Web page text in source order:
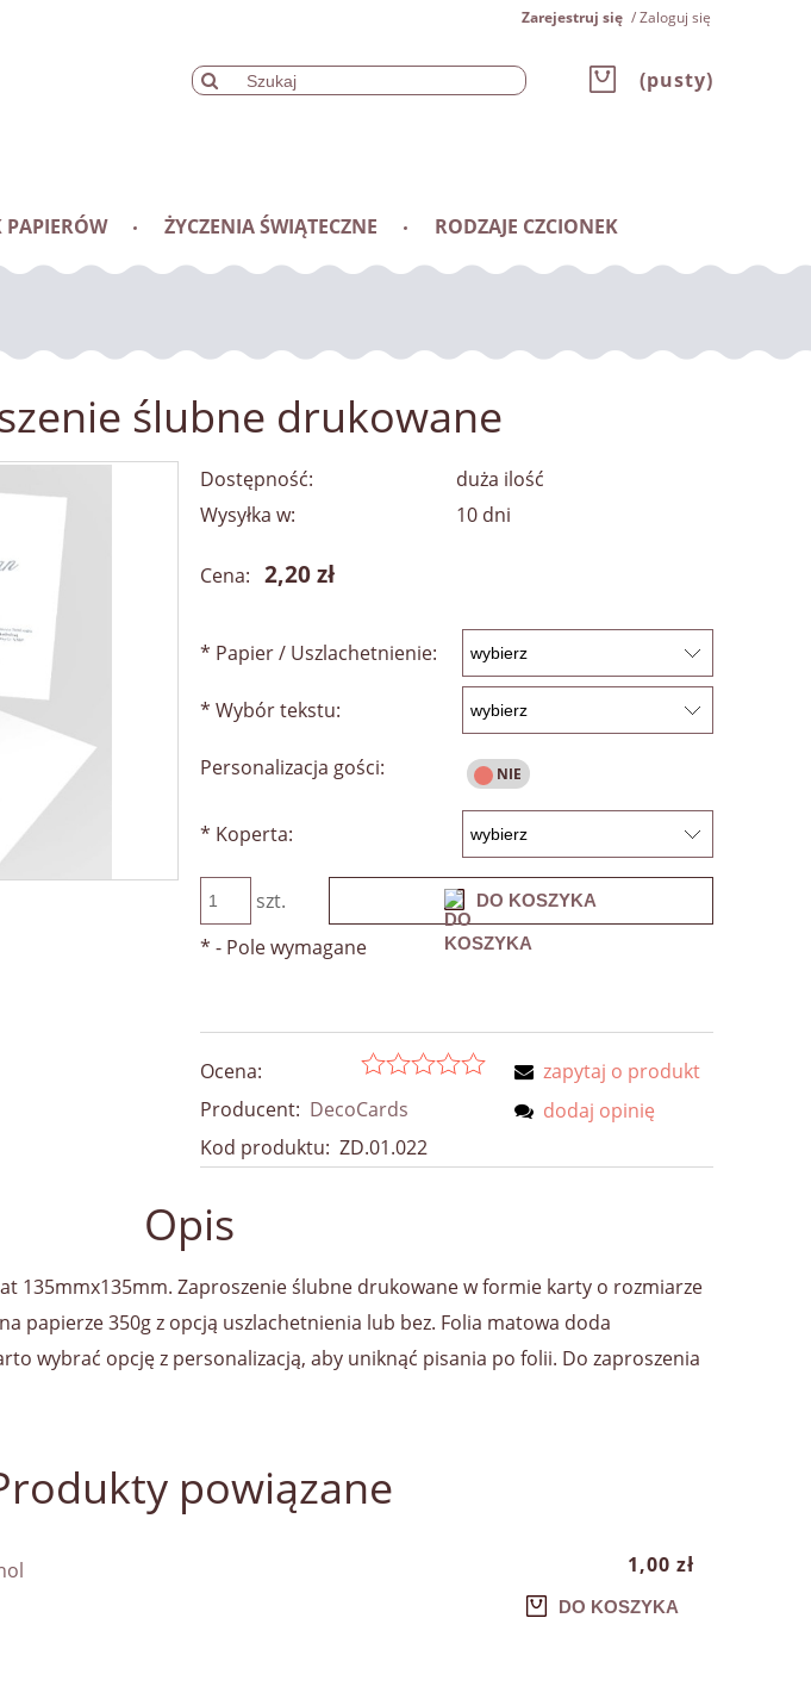
Zarejestruj się Zaloguj się
(pusty)
ŻYCZENIA ŚWIĄTECZNE
RODZAJE CZCIONEK
ślubne drukowane
Dostępność:
duża ilość
Wysyłka w:
10 dni
Cena: 2,20 zł
* Papier / Uszlachetnienie:
* Wybór tekstu:
Personalizacja gości:
* Koperta:
szt. DO KOSZYKA
* - Pole wymagane
Ocena:
Producent: DecoCards
Kod produktu: ZD.01.022
zapytaj o produkt
dodaj opinię
Opis
135mmx135mm. Zaproszenie ślubne drukowane w formie karty o rozmiarze
papierze 350g z opcją uszlachetnienia lub bez. Folia matowa doda
wybrać opcję z personalizacją, aby uniknąć pisania po folii. Do zaproszenia
powiązane
1,00 zł
DO KOSZYKA